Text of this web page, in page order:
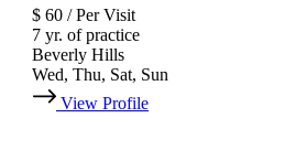
$ 60 / Per Visit
7 yr. of practice
Beverly Hills
Wed, Thu, Sat, Sun
View Profile